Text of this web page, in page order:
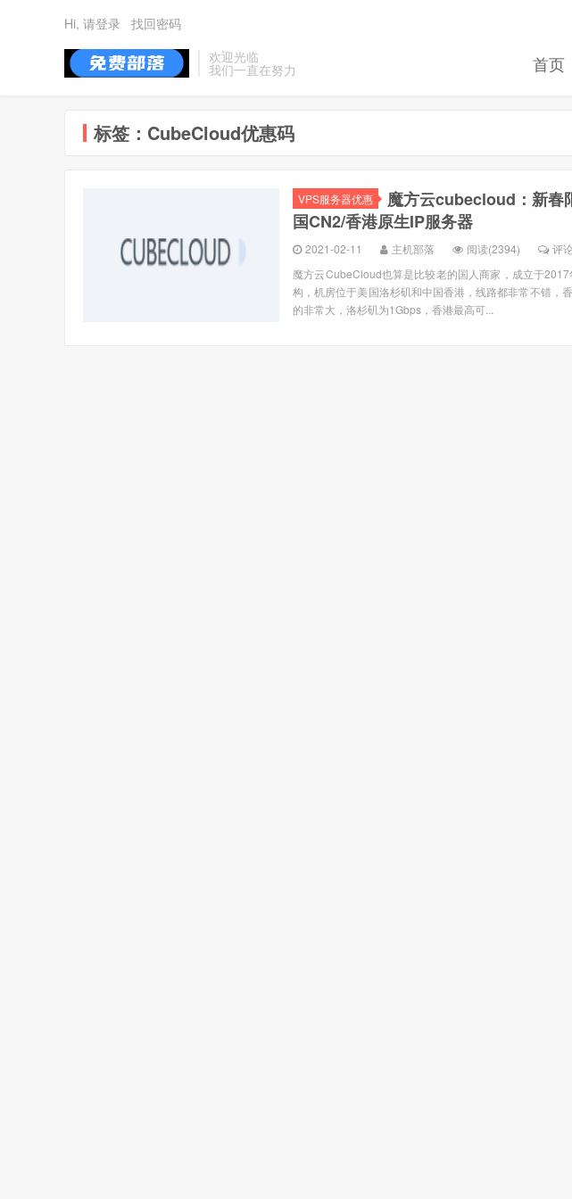
欢迎光临
我们一直在努力 首页
Hi, 请登录 找回密码
标签：CubeCloud优惠码
VPS服务器优惠
魔方云cubecloud：新春
国CN2/香港原生IP服务器
2021-02-11 主机部落 阅读(2394)
评
魔方云CubeCloud也算是比较老的国人商家，成立于
构，机房位于美国洛杉矶和中国香港，线路都非常不错，
的非常大，洛杉矶为1Gbps，香港最高可...